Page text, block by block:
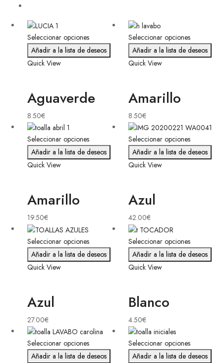
Seleccionar opciones
Añadir a la lista de deseos
Quick View
Aguaverde
8.50€
Seleccionar opciones
Añadir a la lista de deseos
Quick View
Amarillo
8.50€
Seleccionar opciones
Añadir a la lista de deseos
Quick View
Amarillo
19.50€
Seleccionar opciones
Añadir a la lista de deseos
Quick View
Azul
42.00€
Seleccionar opciones
Añadir a la lista de deseos
Quick View
Azul
27.00€
Seleccionar opciones
Añadir a la lista de deseos
Quick View
Blanco
4.50€
Seleccionar opciones
Añadir a la lista de deseos
Seleccionar opciones
Añadir a la lista de deseos